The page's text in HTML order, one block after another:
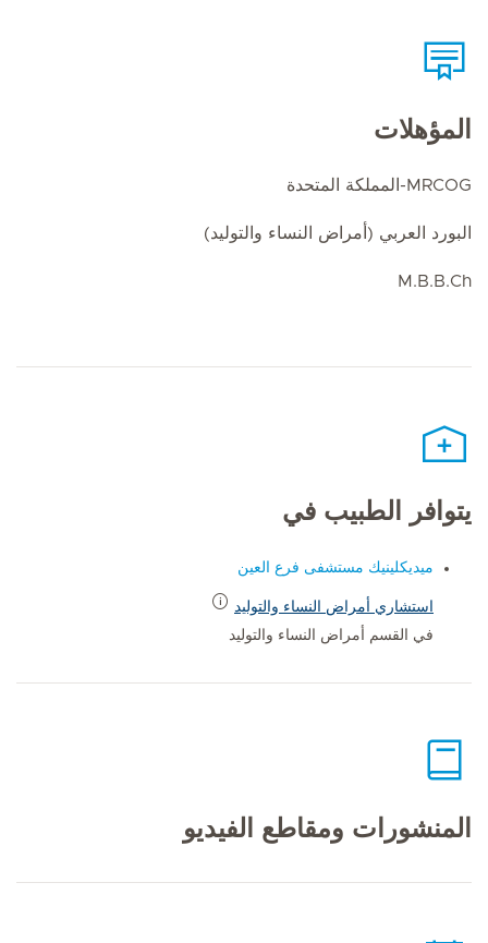
المؤهلات
MRCOG-المملكة المتحدة
البورد العربي (أمراض النساء والتوليد)
M.B.B.Ch
يتوافر الطبيب في
ميديكلينيك مستشفى فرع العين
استشاري أمراض النساء والتوليد
في القسم أمراض النساء والتوليد
المنشورات ومقاطع الفيديو